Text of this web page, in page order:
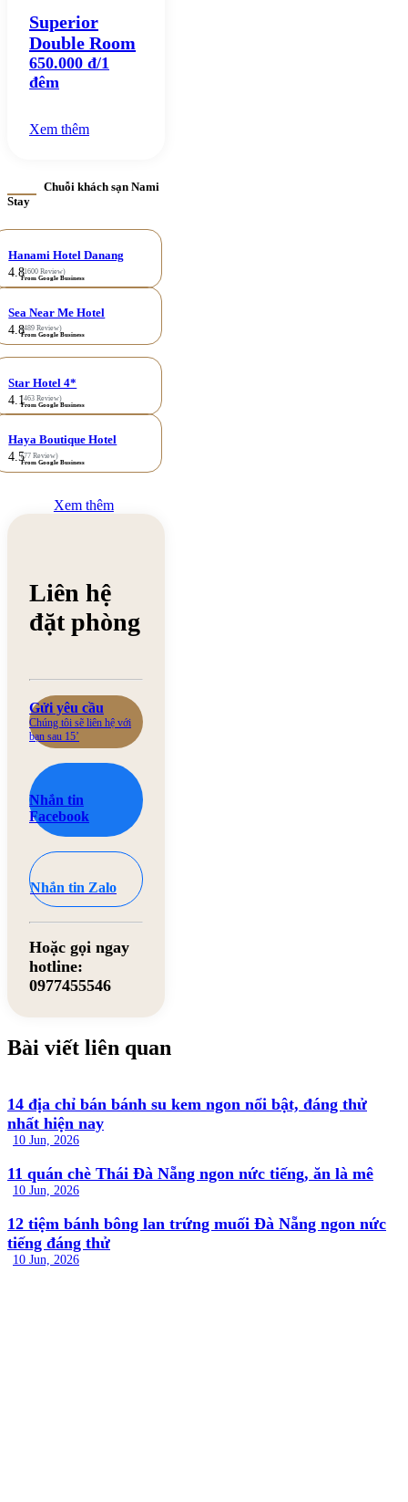
Superior
Double Room
650.000 đ/1
đêm
Xem thêm
Chuỗi khách sạn Nami
Stay
Hanami Hotel Danang
4.8(1600 Review)
From Google Business
Sea Near Me Hotel
4.8(489 Review)
From Google Business
Star Hotel 4*
4.1(463 Review)
From Google Business
Haya Boutique Hotel
4.5(77 Review)
From Google Business
Xem thêm
Liên hệ
đặt phòng
Gửi yêu cầu
Chúng tôi sẽ liên hệ với
bạn sau 15’
Nhắn tin
Facebook
Nhắn tin Zalo
Hoặc gọi ngay
hotline:
0977455546
Bài viết liên quan
14 địa chỉ bán bánh su kem ngon nổi bật, đáng thử
nhất hiện nay
10 Jun, 2026
11 quán chè Thái Đà Nẵng ngon nức tiếng, ăn là mê
10 Jun, 2026
12 tiệm bánh bông lan trứng muối Đà Nẵng ngon nức
tiếng đáng thử
10 Jun, 2026